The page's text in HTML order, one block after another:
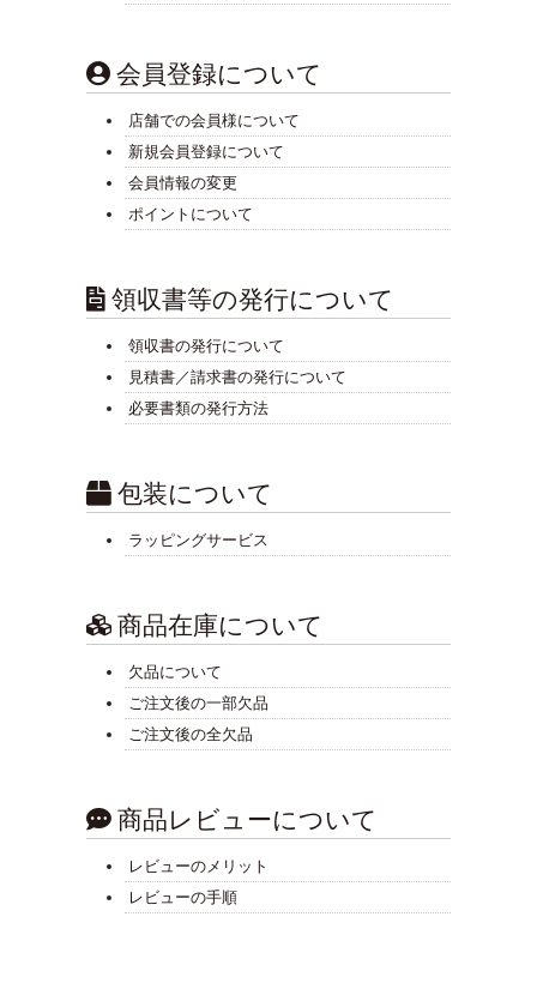
会員登録について
店舗での会員様について
新規会員登録について
会員情報の変更
ポイントについて
領収書等の発行について
領収書の発行について
見積書／請求書の発行について
必要書類の発行方法
包装について
ラッピングサービス
商品在庫について
欠品について
ご注文後の一部欠品
ご注文後の全欠品
商品レビューについて
レビューのメリット
レビューの手順